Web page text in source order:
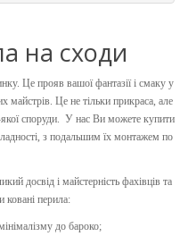
на сходи
Це прояв вашої фантазії і смаку у
майстрів. Це не тільки прикраса, але
якої споруди. У нас Ви можете купити
з подальшим їх монтажем по
досвід і майстерність фахівців та
ковані перила:
до бароко;